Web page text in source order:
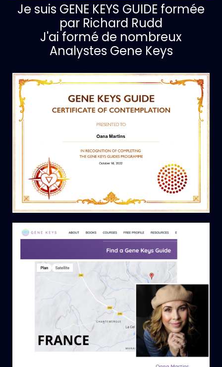
Je suis GENE KEYS GUIDE formée
par Richard Rudd
J'ai formé de nombreux
Analystes Gene Keys